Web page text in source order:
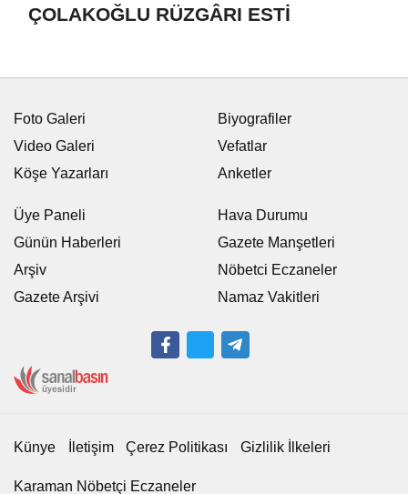
ÇOLAKOĞLU RÜZGÂRI ESTİ
Foto Galeri
Video Galeri
Köşe Yazarları
Biyografiler
Vefatlar
Anketler
Üye Paneli
Günün Haberleri
Arşiv
Gazete Arşivi
Hava Durumu
Gazete Manşetleri
Nöbetci Eczaneler
Namaz Vakitleri
Künye İletişim Çerez Politikası Gizlilik İlkeleri
Karaman Nöbetçi Eczaneler